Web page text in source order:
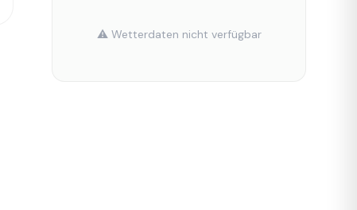
⚠️ Wetterdaten nicht verfügbar